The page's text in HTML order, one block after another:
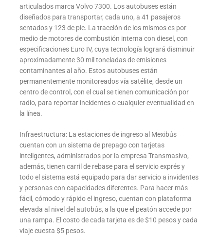
articulados marca Volvo 7300. Los autobuses están
diseñados para transportar, cada uno, a 41 pasajeros
sentados y 123 de pie. La tracción de los mismos es por
medio de motores de combustión interna con diesel, con
especificaciones Euro IV, cuya tecnología logrará disminuir
aproximadamente 30 mil toneladas de emisiones
contaminantes al año. Estos autobuses están
permanentemente monitoreados vía satélite, desde un
centro de control, con el cual se tienen comunicación por
radio, para reportar incidentes o cualquier eventualidad en
la línea.
Infraestructura: La estaciones de ingreso al Mexibús
cuentan con un sistema de prepago con tarjetas
inteligentes, administrados por la empresa Transmasivo,
además, tienen carril de rebase para el servicio exprés y
todo el sistema está equipado para dar servicio a invidentes
y personas con capacidades diferentes. Para hacer más
fácil, cómodo y rápido el ingreso, cuentan con plataforma
elevada al nivel del autobús, a la que el peatón accede por
una rampa. El costo de cada tarjeta es de $10 pesos y cada
viaje cuesta $5 pesos.